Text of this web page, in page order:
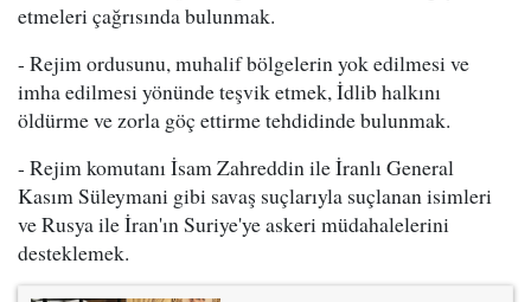
etmeleri çağrısında bulunmak.
- Rejim ordusunu, muhalif bölgelerin yok edilmesi ve
imha edilmesi yönünde teşvik etmek, İdlib halkını
öldürme ve zorla göç ettirme tehdidinde bulunmak.
- Rejim komutanı İsam Zahreddin ile İranlı General
Kasım Süleymani gibi savaş suçlarıyla suçlanan isimleri
ve Rusya ile İran'ın Suriye'ye askeri müdahalelerini
desteklemek.